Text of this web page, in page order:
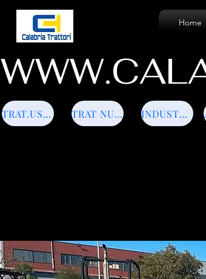
Home
TRAT.USATI TRAT NUOVI INDUSTRIALI